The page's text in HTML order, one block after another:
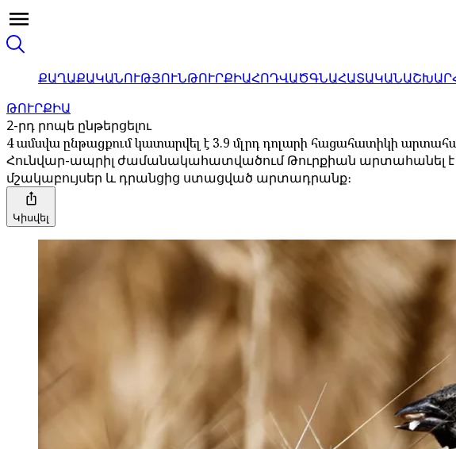
ՔԱՂԱՔԱԿԱՆՈՒԹՅՈՒՆԹՈՒՐՔԻԱՀՈԴՎԱԾԳՆԱՀԱՏԱԿԱՆ
ԹՈՒՐՔԻԱ
2-րդ րոպե ընթերցելու
4 ամսվա ընթացքում կատարվել է 3.9 մլրդ դոլարի հացահատիկի
Հունվար-ապրիլ ժամանակահատվածում Թուրքիան արտահանել է
մշակաբույսեր և դրանցից ստացված արտադրանք։
Կիսվել